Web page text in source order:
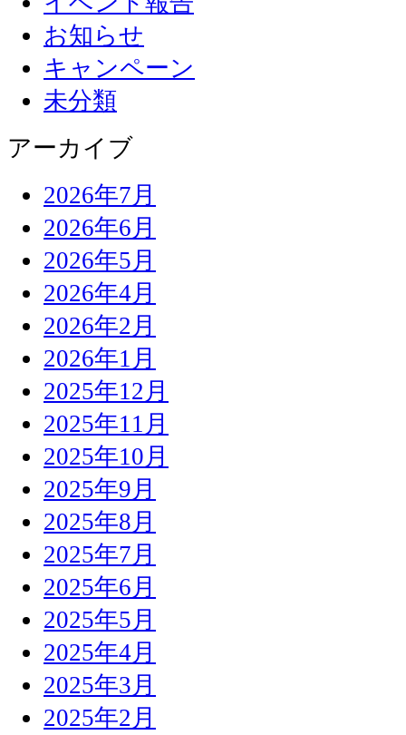
お知らせ
キャンペーン
未分類
アーカイブ
2026年7月
2026年6月
2026年5月
2026年4月
2026年2月
2026年1月
2025年12月
2025年11月
2025年10月
2025年9月
2025年8月
2025年7月
2025年6月
2025年5月
2025年4月
2025年3月
2025年2月